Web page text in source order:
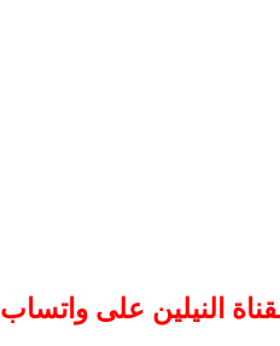
النيلين على واتساب